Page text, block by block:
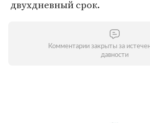
двухдневный срок.
Комментарии закрыты за
давности